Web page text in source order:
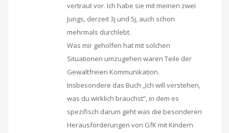
vertraut vor. Ich habe sie mit meinen zwei
Jungs, derzeit 3j und 5j, auch schon
mehrmals durchlebt.
Was mir geholfen hat mit solchen
Situationen umzugehen waren Teile der
Gewaltfreien Kommunikation.
Insbesondere das Buch „Ich will verstehen,
was du wirklich brauchst“, in dem es
spezifisch darum geht was die besonderen
Herausforderungen von GfK mit Kindern